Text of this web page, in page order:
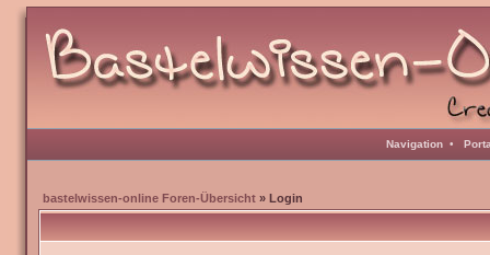
Navigation •
bastelwissen-online Foren-Übersicht » Login